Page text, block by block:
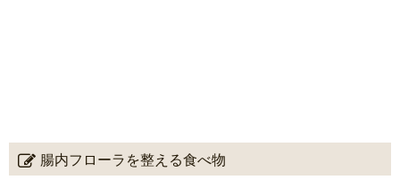
腸内フローラを整える食べ物